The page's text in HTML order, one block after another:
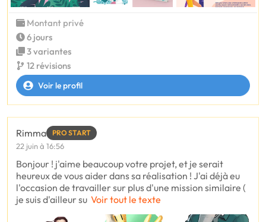
Montant privé
6 jours
3 variantes
12 révisions
Voir le profil
Rimma PRO START
22 juin à 16:56
Bonjour ! j'aime beaucoup votre projet, et je serait
heureux de vous aider dans sa réalisation ! J'ai déjà eu
l'occasion de travailler sur plus d'une mission similaire (
je suis d'ailleur su Voir tout le texte